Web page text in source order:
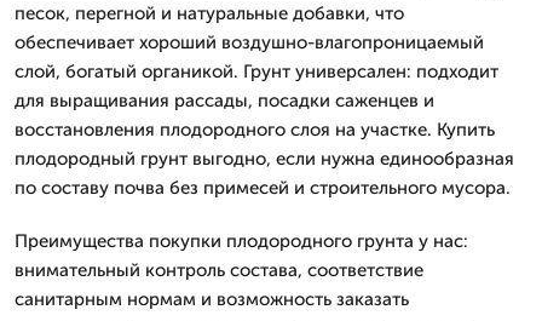
песок, перегной и натуральные добавки, что
обеспечивает хороший воздушно-влагопроницаемый
слой, богатый органикой. Грунт универсален: подходит
для выращивания рассады, посадки саженцев и
восстановления плодородного слоя на участке. Купить
плодородный грунт выгодно, если нужна единообразная
по составу почва без примесей и строительного мусора.
Преимущества покупки плодородного грунта у нас:
внимательный контроль состава, соответствие
санитарным нормам и возможность заказать